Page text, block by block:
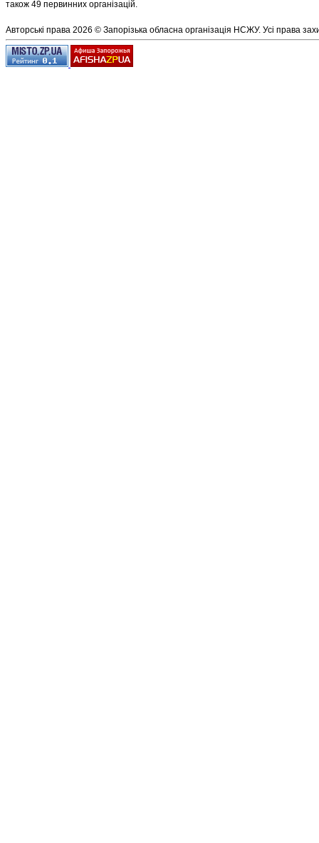
також 49 первинних організацій.
Авторські права 2026 © Запорізька обласна організація НСЖУ. Усі права